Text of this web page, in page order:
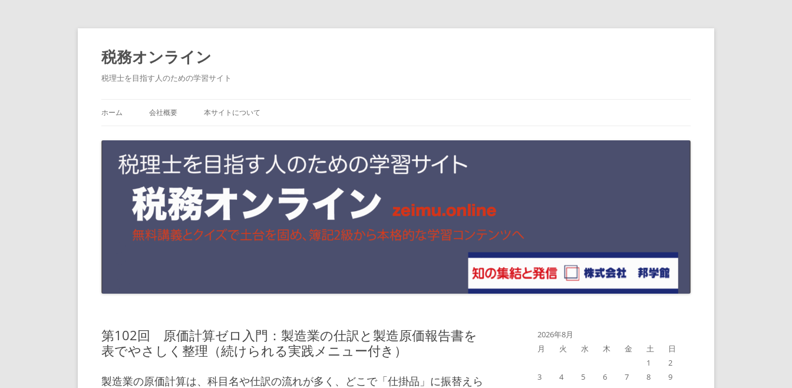
ン
テ
ツ
税務オンライン
税理士を目指す人のための学習サイト
ホーム 会社概要 本サイトについて
第102回 原価計算ゼロ入門：製造業の仕訳と製造原価報告書を
表でやさしく整理（続けられる実践メニュー付き）
製造業の原価計算は、科目名や仕訳の流れが多く、どこで「仕掛品」に振替えら
2026年8月
月
火 水 木 金 土
日
1
2
3
4 5 6 7 8
9